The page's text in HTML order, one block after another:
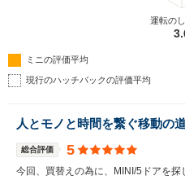
運転の
ミニの評価平均
現行のハッチバックの評価平均
人とモノと時間を繋ぐ移動の
総合評価 5
今回、買替えの為に、MINI/5ドアを